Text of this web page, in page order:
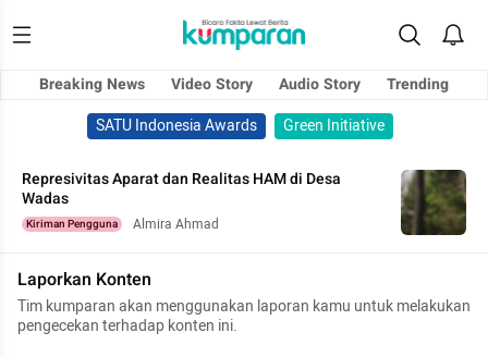
Breaking News Video Story Audio Story
Trending
SATU Indonesia Awards
Green Initiative
Represivitas Aparat dan Realitas HAM di Desa
Wadas
Kiriman Pengguna Almira Ahmad
Laporkan Konten
Tim kumparan akan menggunakan laporan kamu untuk melakukan
pengecekan terhadap konten ini.